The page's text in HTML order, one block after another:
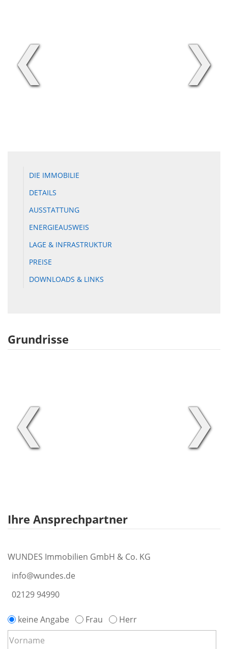
❮ ❯
DIE IMMOBILIE
DETAILS
AUSSTATTUNG
ENERGIEAUSWEIS
LAGE & INFRASTRUKTUR
PREISE
DOWNLOADS & LINKS
Grundrisse
❮ ❯
Ihre Ansprechpartner
WUNDES Immobilien GmbH & Co. KG
info@wundes.de
02129 94990
keine Angabe Frau Herr